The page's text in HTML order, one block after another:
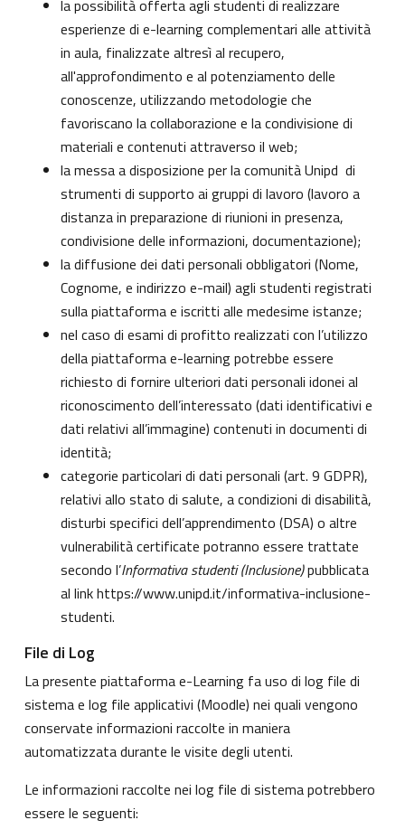
la possibilità offerta agli studenti di realizzare
esperienze di e-learning complementari alle attività
in aula, finalizzate altresì al recupero,
all'approfondimento e al potenziamento delle
conoscenze, utilizzando metodologie che
favoriscano la collaborazione e la condivisione di
materiali e contenuti attraverso il web;
la messa a disposizione per la comunità Unipd di
strumenti di supporto ai gruppi di lavoro (lavoro a
distanza in preparazione di riunioni in presenza,
condivisione delle informazioni, documentazione);
la diffusione dei dati personali obbligatori (Nome,
Cognome, e indirizzo e-mail) agli studenti registrati
sulla piattaforma e iscritti alle medesime istanze;
nel caso di esami di profitto realizzati con l’utilizzo
della piattaforma e-learning potrebbe essere
richiesto di fornire ulteriori dati personali idonei al
riconoscimento dell’interessato (dati identificativi e
dati relativi all’immagine) contenuti in documenti di
identità;
categorie particolari di dati personali (art. 9 GDPR),
relativi allo stato di salute, a condizioni di disabilità,
disturbi specifici dell’apprendimento (DSA) o altre
vulnerabilità certificate potranno essere trattate
secondo l’Informativa studenti (Inclusione)pubblicata
al linkhttps://www.unipd.it/informativa-inclusione-
studenti.
File di Log
La presente piattaforma e-Learning fa uso di log file di
sistema e log file applicativi (Moodle) nei quali vengono
conservate informazioni raccolte in maniera
automatizzata durante le visite degli utenti.
Le informazioni raccolte nei log file di sistema potrebbero
essere le seguenti: